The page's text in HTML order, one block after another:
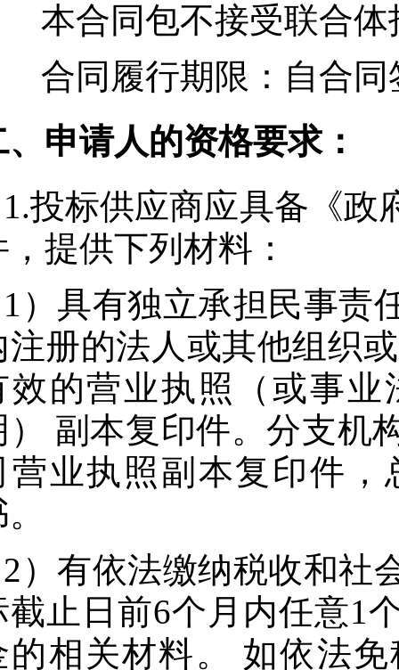
本合同包不接受联合体
合同履行期限： 自合
、申请人的资格要求：
1.投标供应商应具备《政
，提供下列材料：
1）具有独立承担民事责
注册的法人或其他组织
效的营业执照（或事
） 副本复印件。分支机
营业执照副本复印件
2）有依法缴纳税收和社
截止日前6个月内任意1
的相关材料。 如依法